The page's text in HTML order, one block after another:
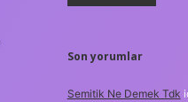
Son yorumlar
Semitik Ne Demek Tdk